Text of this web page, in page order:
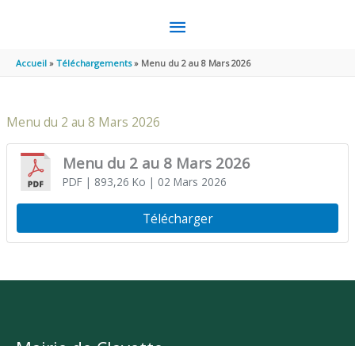
MENU
PRINCIPAL
Accueil Téléchargements Menu du 2 au 8 Mars 2026
Menu du 2 au 8 Mars 2026
Menu du 2 au 8 Mars 2026
PDF| 893,26 Ko | 02 Mars 2026
Télécharger